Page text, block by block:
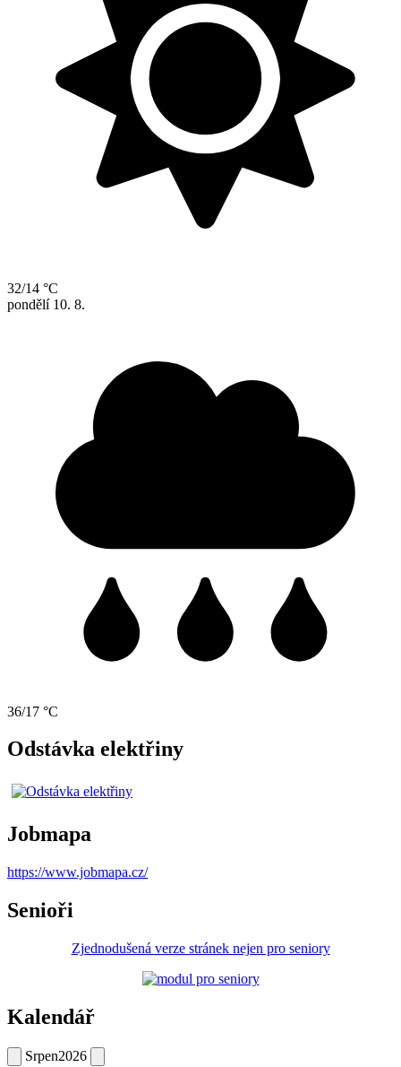
32/14 °C
pondělí 10. 8.
36/17 °C
Odstávka elektřiny
Jobmapa
https://www.jobmapa.cz/
Senioři
Zjednodušená verze stránek nejen pro seniory
Kalendář
Srpen2026